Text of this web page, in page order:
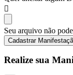
Seu arquivo não
Cadastrar
Realize sua